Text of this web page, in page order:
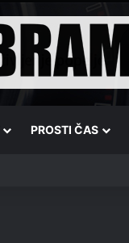
PROSTI ČAS